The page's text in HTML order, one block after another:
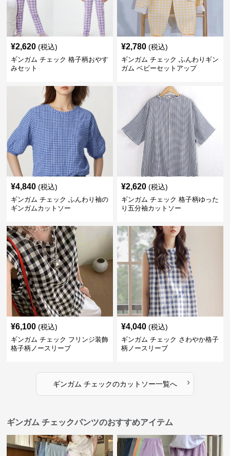
¥2,620 (税込)
ギンガム チェック 格子柄おやす
みセット
¥2,780 (税込)
ギンガム チェック ふんわりギン
ガム ベビーセットアップ
¥4,840 (税込)
ギンガム チェック ふんわり袖の
ギンガムカットソー
¥2,620 (税込)
ギンガム チェック 格子柄ゆった
り五分袖カットソー
¥6,100 (税込)
ギンガム チェック フリンジ装飾
格子柄ノースリーブ
¥4,040 (税込)
ギンガム チェック さわやか格子
柄ノースリーブ
ギンガム チェックのカットソー一覧へ ›
ギンガム チェックパンツのおすすめアイテム